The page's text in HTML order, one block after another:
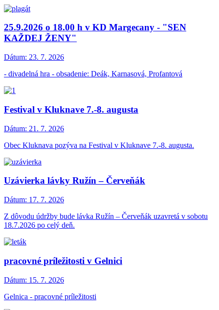
25.9.2026 o 18.00 h v KD Margecany - "SEN
KAŽDEJ ŽENY"
Dátum: 23. 7. 2026
- divadelná hra - obsadenie: Deák, Karnasová, Profantová
Festival v Kluknave 7.-8. augusta
Dátum: 21. 7. 2026
Obec Kluknava pozýva na Festival v Kluknave 7.-8. augusta.
Uzávierka lávky Ružín – Červeňák
Dátum: 17. 7. 2026
Z dôvodu údržby bude lávka Ružín – Červeňák uzavretá v sobotu
18.7.2026 po celý deň.
pracovné príležitosti v Gelnici
Dátum: 15. 7. 2026
Gelnica - pracovné príležitosti